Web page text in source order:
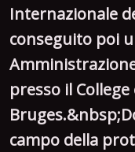
Internazionale
conseguito poi
presso il
campo della